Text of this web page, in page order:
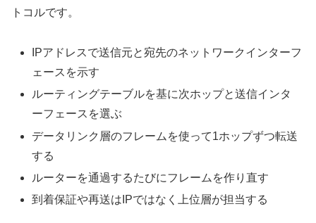
トコルです。
IPアドレスで送信元と宛先のネットワークインターフ
ェースを示す
ルーティングテーブルを基に次ホップと送信インタ
ーフェースを選ぶ
データリンク層のフレームを使って1ホップずつ転送
する
ルーターを通過するたびにフレームを作り直す
到着保証や再送はIPではなく上位層が担当する